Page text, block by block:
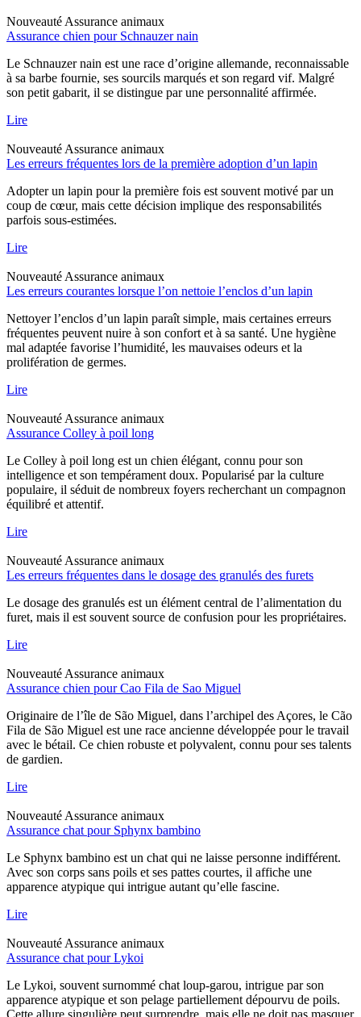
Nouveauté Assurance animaux
Assurance chien pour Schnauzer nain
Le Schnauzer nain est une race d’origine allemande, reconnaissable
à sa barbe fournie, ses sourcils marqués et son regard vif. Malgré
son petit gabarit, il se distingue par une personnalité affirmée.
Lire
Nouveauté Assurance animaux
Les erreurs fréquentes lors de la première adoption d’un lapin
Adopter un lapin pour la première fois est souvent motivé par un
coup de cœur, mais cette décision implique des responsabilités
parfois sous-estimées.
Lire
Nouveauté Assurance animaux
Les erreurs courantes lorsque l’on nettoie l’enclos d’un lapin
Nettoyer l’enclos d’un lapin paraît simple, mais certaines erreurs
fréquentes peuvent nuire à son confort et à sa santé. Une hygiène
mal adaptée favorise l’humidité, les mauvaises odeurs et la
prolifération de germes.
Lire
Nouveauté Assurance animaux
Assurance Colley à poil long
Le Colley à poil long est un chien élégant, connu pour son
intelligence et son tempérament doux. Popularisé par la culture
populaire, il séduit de nombreux foyers recherchant un compagnon
équilibré et attentif.
Lire
Nouveauté Assurance animaux
Les erreurs fréquentes dans le dosage des granulés des furets
Le dosage des granulés est un élément central de l’alimentation du
furet, mais il est souvent source de confusion pour les propriétaires.
Lire
Nouveauté Assurance animaux
Assurance chien pour Cao Fila de Sao Miguel
Originaire de l’île de São Miguel, dans l’archipel des Açores, le Cão
Fila de São Miguel est une race ancienne développée pour le travail
avec le bétail. Ce chien robuste et polyvalent, connu pour ses talents
de gardien.
Lire
Nouveauté Assurance animaux
Assurance chat pour Sphynx bambino
Le Sphynx bambino est un chat qui ne laisse personne indifférent.
Avec son corps sans poils et ses pattes courtes, il affiche une
apparence atypique qui intrigue autant qu’elle fascine.
Lire
Nouveauté Assurance animaux
Assurance chat pour Lykoi
Le Lykoi, souvent surnommé chat loup-garou, intrigue par son
apparence atypique et son pelage partiellement dépourvu de poils.
Cette allure singulière peut surprendre, mais elle ne doit pas masquer